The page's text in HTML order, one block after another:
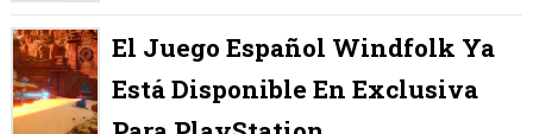
El Juego Español Windfolk Ya
Está Disponible En Exclusiva